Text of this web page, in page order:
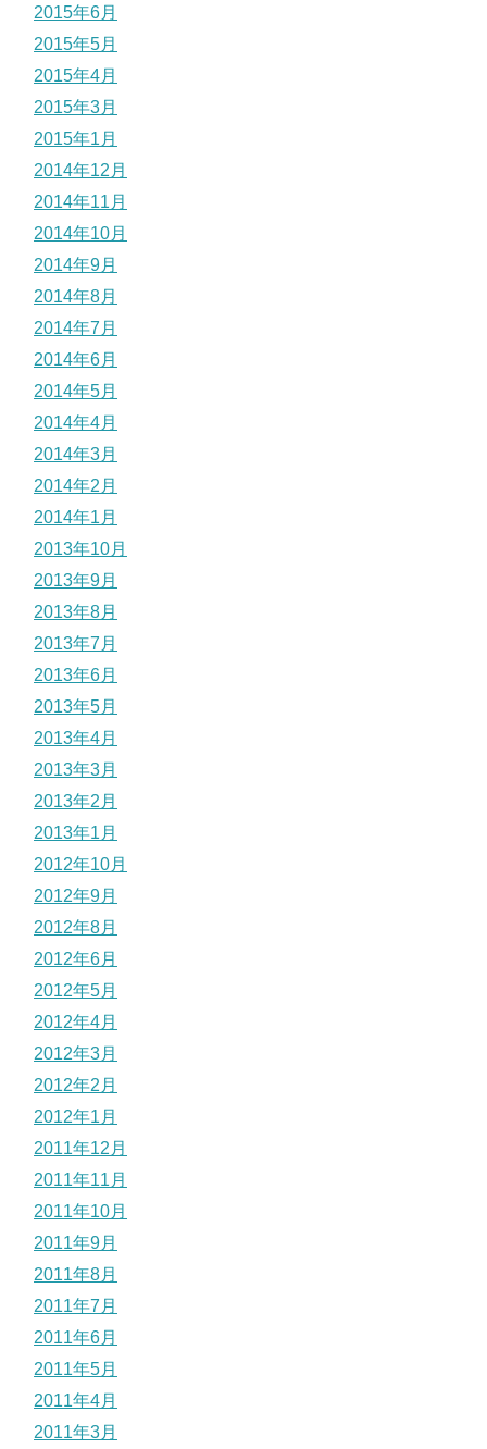
2015年6月
2015年5月
2015年4月
2015年3月
2015年1月
2014年12月
2014年11月
2014年10月
2014年9月
2014年8月
2014年7月
2014年6月
2014年5月
2014年4月
2014年3月
2014年2月
2014年1月
2013年10月
2013年9月
2013年8月
2013年7月
2013年6月
2013年5月
2013年4月
2013年3月
2013年2月
2013年1月
2012年10月
2012年9月
2012年8月
2012年6月
2012年5月
2012年4月
2012年3月
2012年2月
2012年1月
2011年12月
2011年11月
2011年10月
2011年9月
2011年8月
2011年7月
2011年6月
2011年5月
2011年4月
2011年3月